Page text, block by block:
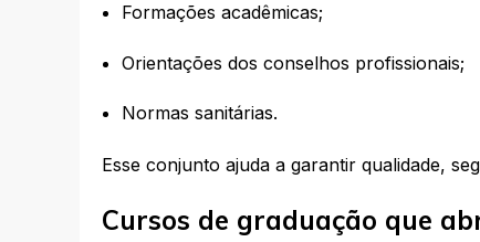
Formações acadêmicas;
Orientações dos conselhos profissionais;
Normas sanitárias.
Esse conjunto ajuda a garantir qualidade,
Cursos de graduação que